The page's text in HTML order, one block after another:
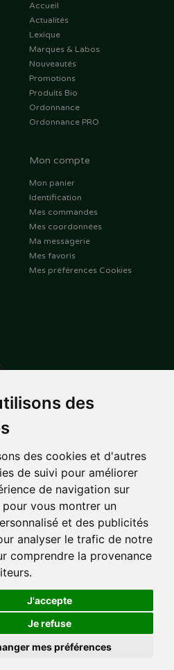
des
des cookies et d'autres
de suivi pour améliorer
de navigation sur
vous montrer un
et des publicités
analyser le trafic de notre
comprendre la provenance
J'accepte
Je refuse
mes préférences
Accueil
Actualités
Lexique
Marques & Labos
Nouveautés
Promotions
Produits Bio
Ordonnance
Ordonnance PRO
Mon compte
Mon panier
Identification
Mes commandes
Mes coordonnées
Ma messagerie
Mes favoris
Mes préférences Cookies
Paiement sécurisé
Suivez-nous sur
la peau, maquillage, toutes vos